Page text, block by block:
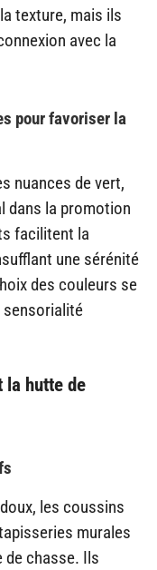
texture, mais ils
avec la
pour favoriser la
nuances de vert,
dans la promotion
facilitent la
une sérénité
des couleurs se
sensorialité
la hutte de
les coussins
murales
de chasse. Ils